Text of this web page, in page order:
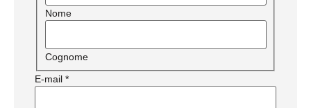
Nome
Cognome
Messaggio
di
E-mail *